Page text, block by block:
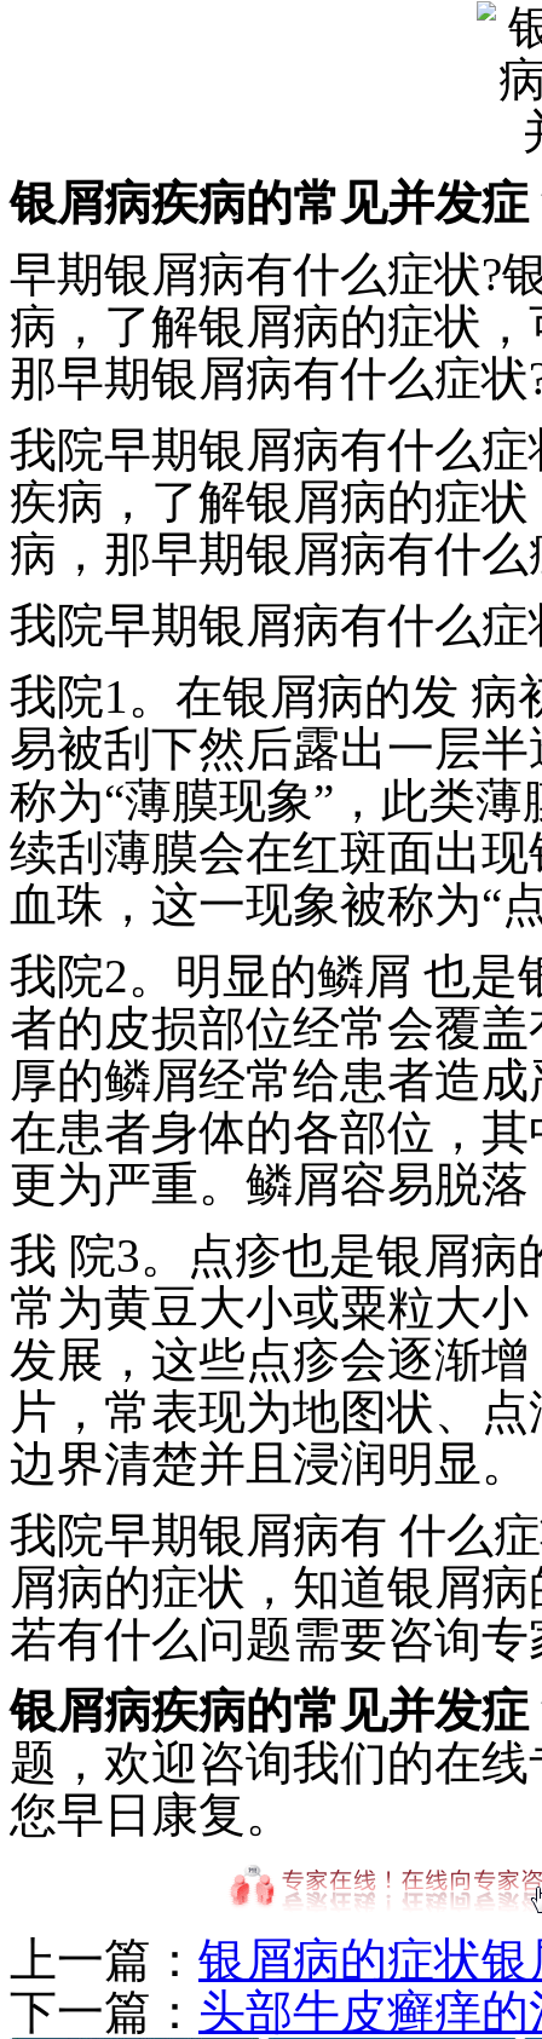
银屑病疾病的常见并发症
早期银屑病有什么症状?
病，了解银屑病的症状
那早期银屑病有什么症
我院早期银屑病有什么
疾病，了解银屑病的症
病，那早期银屑病有什
我院早期银屑病有什么症
我院1。在银屑病的发 病
易被刮下然后露出一层
称为“薄膜现象”，此类
续刮薄膜会在红斑面出
血珠，这一现象被称为“
我院2。明显的鳞屑 也是
者的皮损部位经常会覆
厚的鳞屑经常给患者造
在患者身体的各部位，
更为严重。鳞屑容易脱
我 院3。点疹也是银屑病
常为黄豆大小或粟粒大
发展，这些点疹会逐渐
片，常表现为地图状、
边界清楚并且浸润明显。
我院早期银屑病有 什么
屑病的症状，知道银屑
若有什么问题需要咨询专
银屑病疾病的常见并发症
题，欢迎咨询我们的在
您早日康复。
上一篇： 银屑病的症状
下一篇： 头部牛皮癣痒